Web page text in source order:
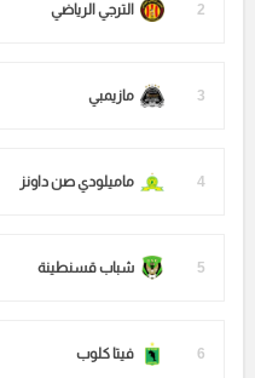
2 الترجي الرياضي
3 مازيمبي
4 ماميلودي صن داونز
5 شباب قسنطينة
6 فيتا كلوب